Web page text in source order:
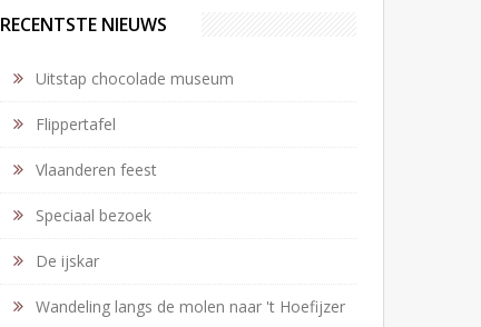
RECENTSTE NIEUWS
Uitstap chocolade museum
Flippertafel
Vlaanderen feest
Speciaal bezoek
De ijskar
Wandeling langs de molen naar 't Hoefijzer